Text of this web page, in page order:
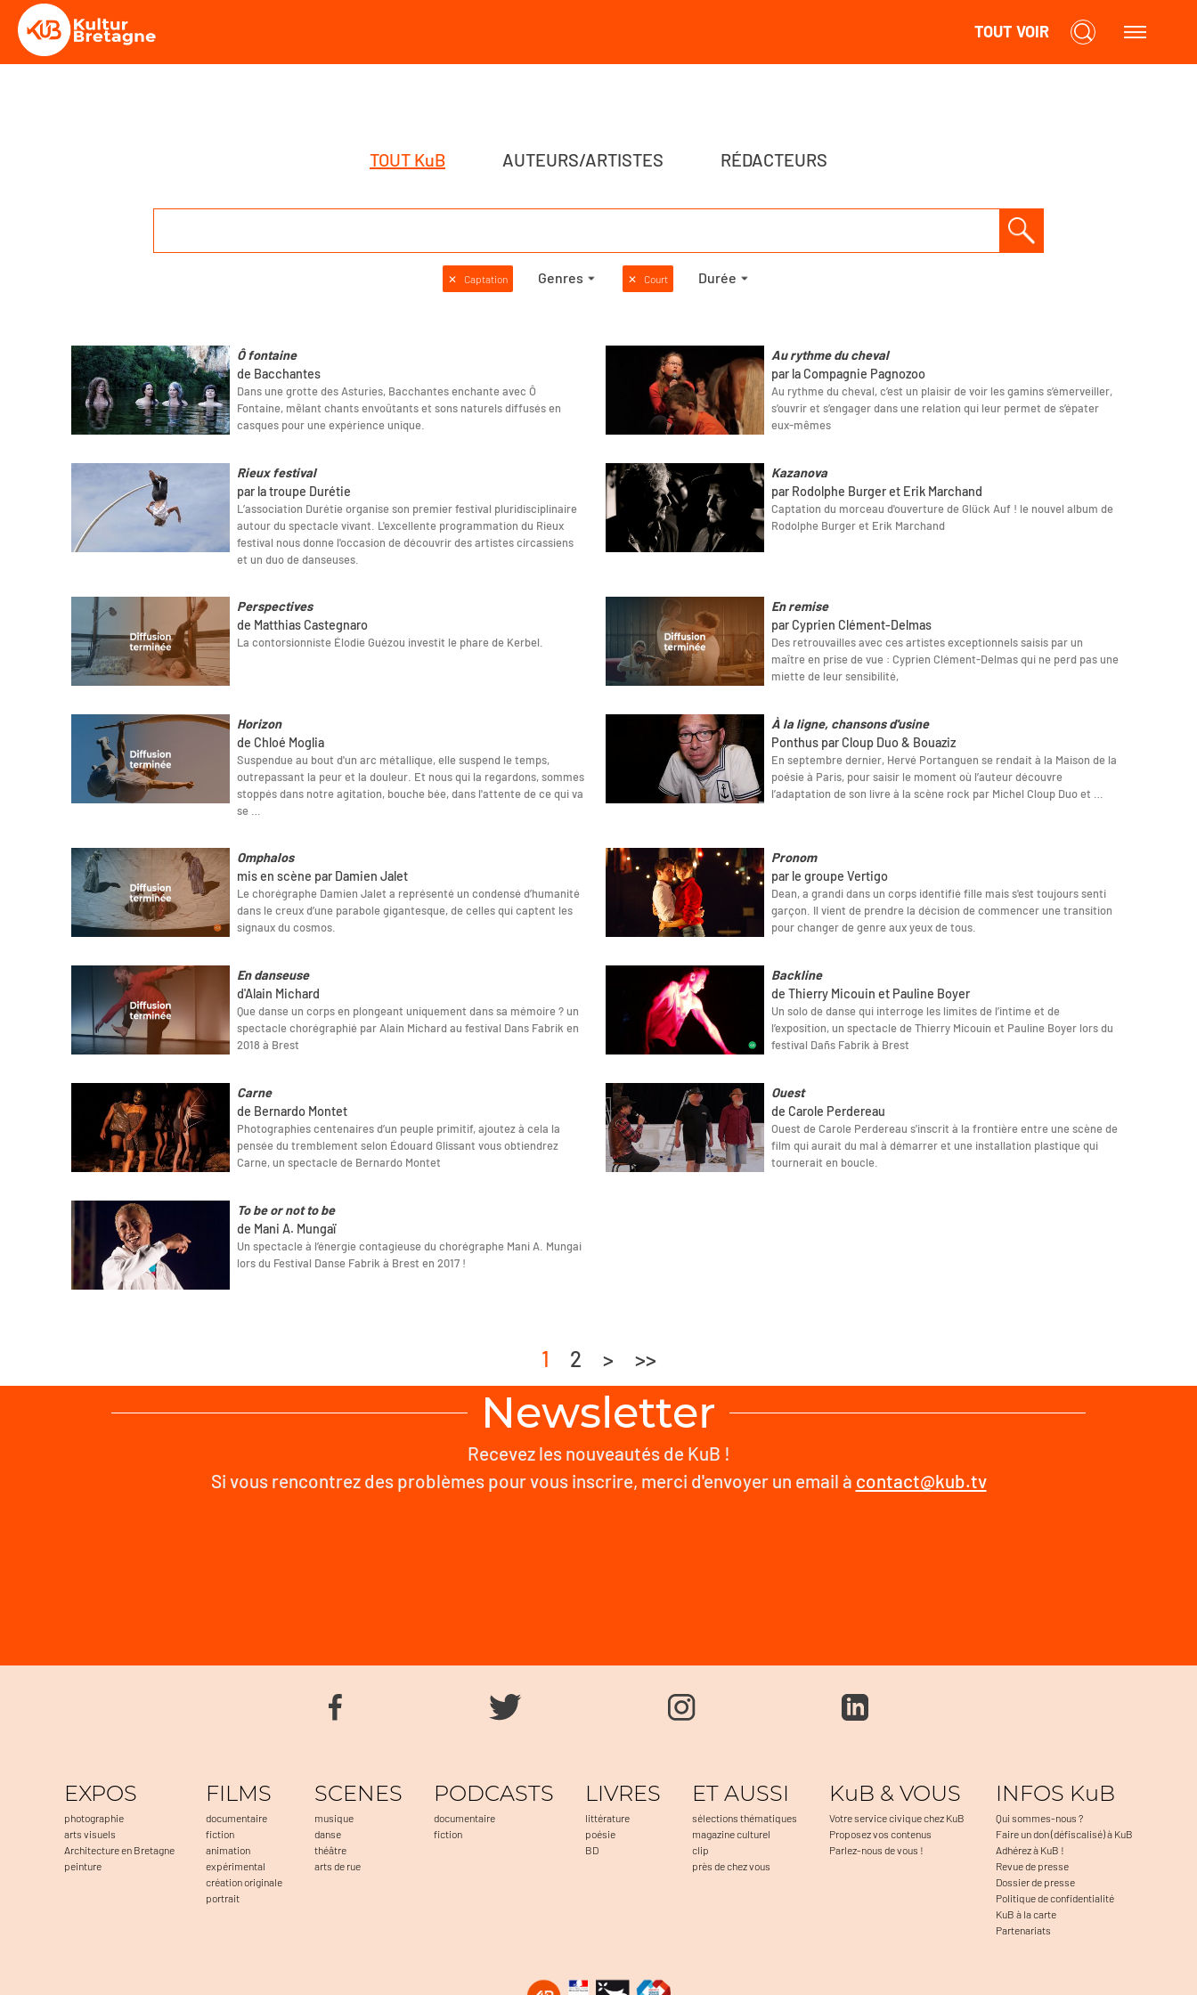
TOUT VOIR
TOUT KuB AUTEURS/ARTISTES RÉDACTEURS
✕ Captation Genres ✕ Court Durée
Ô fontaine
de Bacchantes
Dans une grotte des Asturies, Bacchantes enchante avec Ô
Fontaine, mêlant chants envoûtants et sons naturels diffusés en
casques pour une expérience unique.
Au rythme du cheval
par la Compagnie Pagnozoo
Au rythme du cheval, c’est un plaisir de voir les gamins s’émerveiller,
s’ouvrir et s’engager dans une relation qui leur permet de s’épater
eux-mêmes
Rieux festival
par la troupe Durétie
L’association Durétie organise son premier festival pluridisciplinaire
autour du spectacle vivant. L'excellente programmation du Rieux
festival nous donne l'occasion de découvrir des artistes circassiens
et un duo de danseuses.
Kazanova
par Rodolphe Burger et Erik Marchand
Captation du morceau d'ouverture de Glück Auf ! le nouvel album de
Rodolphe Burger et Erik Marchand
Perspectives
de Matthias Castegnaro
La contorsionniste Élodie Guézou investit le phare de Kerbel.
En remise
par Cyprien Clément-Delmas
Des retrouvailles avec ces artistes exceptionnels saisis par un
maître en prise de vue : Cyprien Clément-Delmas qui ne perd pas une
miette de leur sensibilité,
Horizon
de Chloé Moglia
Suspendue au bout d'un arc métallique, elle suspend le temps,
outrepassant la peur et la douleur. Et nous qui la regardons, sommes
stoppés dans notre agitation, bouche bée, dans l'attente de ce qui va
se …
À la ligne, chansons d'usine
Ponthus par Cloup Duo & Bouaziz
En septembre dernier, Hervé Portanguen se rendait à la Maison de la
poésie à Paris, pour saisir le moment où l’auteur découvre
l’adaptation de son livre à la scène rock par Michel Cloup Duo et …
Omphalos
mis en scène par Damien Jalet
Le chorégraphe Damien Jalet a représenté un condensé d’humanité
dans le creux d’une parabole gigantesque, de celles qui captent les
signaux du cosmos.
Pronom
par le groupe Vertigo
Dean, a grandi dans un corps identifié fille mais s'est toujours senti
garçon. Il vient de prendre la décision de commencer une transition
pour changer de genre aux yeux de tous.
En danseuse
d'Alain Michard
Que danse un corps en plongeant uniquement dans sa mémoire ? un
spectacle chorégraphié par Alain Michard au festival Dans Fabrik en
2018 à Brest
Backline
de Thierry Micouin et Pauline Boyer
Un solo de danse qui interroge les limites de l’intime et de
l’exposition, un spectacle de Thierry Micouin et Pauline Boyer lors du
festival Dañs Fabrik à Brest
Carne
de Bernardo Montet
Photographies centenaires d’un peuple primitif, ajoutez à cela la
pensée du tremblement selon Édouard Glissant vous obtiendrez
Carne, un spectacle de Bernardo Montet
Ouest
de Carole Perdereau
Ouest de Carole Perdereau s'inscrit à la frontière entre une scène de
film qui aurait du mal à démarrer et une installation plastique qui
tournerait en boucle.
To be or not to be
de Mani A. Mungaï
Un spectacle à l’énergie contagieuse du chorégraphe Mani A. Mungai
lors du Festival Danse Fabrik à Brest en 2017 !
1 2 > >>
Newsletter
Recevez les nouveautés de KuB !
Si vous rencontrez des problèmes pour vous inscrire, merci d'envoyer un email à contact@kub.tv
EXPOS
photographie
arts visuels
Architecture en Bretagne
peinture
FILMS
documentaire
fiction
animation
expérimental
création originale
portrait
SCENES
musique
danse
théâtre
arts de rue
PODCASTS
documentaire
fiction
LIVRES
littérature
poésie
BD
ET AUSSI
sélections thématiques
magazine culturel
clip
près de chez vous
KuB & VOUS
Votre service civique chez KuB
Proposez vos contenus
Parlez-nous de vous !
INFOS KuB
Qui sommes-nous ?
Faire un don (défiscalisé) à KuB
Adhérez à KuB !
Revue de presse
Dossier de presse
Politique de confidentialité
KuB à la carte
Partenariats